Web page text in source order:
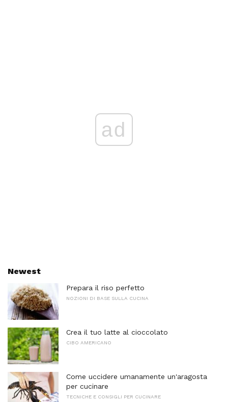
ad
Newest
Prepara il riso perfetto
NOZIONI DI BASE SULLA CUCINA
Crea il tuo latte al cioccolato
CIBO AMERICANO
Come uccidere umanamente un'aragosta
per cucinare
TECNICHE E CONSIGLI PER CUCINARE